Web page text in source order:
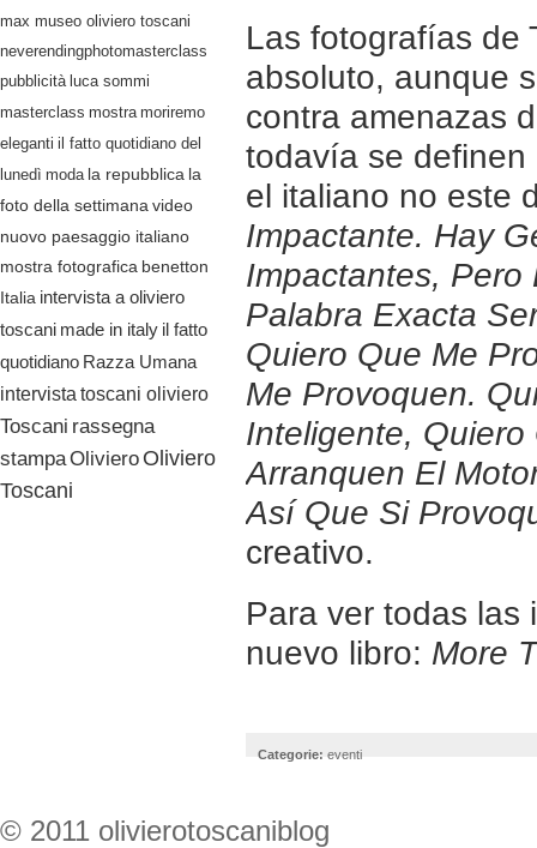
max museo oliviero toscani
neverendingphotomasterclass
pubblicità luca sommi
masterclass mostra moriremo
eleganti il fatto quotidiano del
lunedì moda la repubblica la
foto della settimana video
nuovo paesaggio italiano
mostra fotografica benetton
Italia intervista a oliviero
toscani made in italy il fatto
quotidiano Razza Umana
intervista toscani oliviero
Toscani rassegna
stampaOliviero Oliviero
Toscani
Las fotografías de
absoluto, aunque
contra amenazas
todavía se
el italiano no este
Impactante. Hay
Impactantes, Pero
Palabra Exacta
Quiero Que Me
Me Provoquen.
Inteligente,
Arranquen El
Así Que Si
creativo.
Para ver todas
nuevo libro: More
Categorie: eventi
© 2011 olivierotoscaniblog